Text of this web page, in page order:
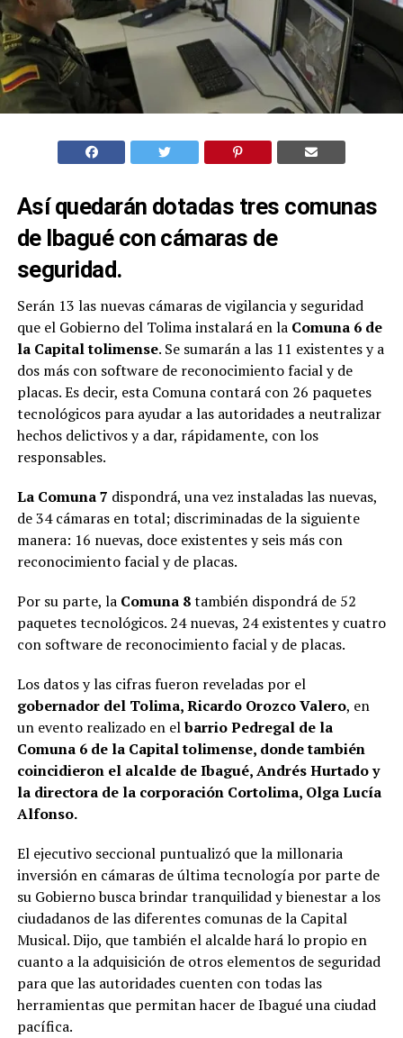
Así quedarán dotadas tres comunas
de Ibagué con cámaras de
seguridad.
Serán 13 las nuevas cámaras de vigilancia y seguridad
que el Gobierno del Tolima instalará en la Comuna 6 de
la Capital tolimense. Se sumarán a las 11 existentes y a
dos más con software de reconocimiento facial y de
placas. Es decir, esta Comuna contará con 26 paquetes
tecnológicos para ayudar a las autoridades a neutralizar
hechos delictivos y a dar, rápidamente, con los
responsables.
La Comuna 7 dispondrá, una vez instaladas las nuevas,
de 34 cámaras en total; discriminadas de la siguiente
manera: 16 nuevas, doce existentes y seis más con
reconocimiento facial y de placas.
Por su parte, la Comuna 8también dispondrá de 52
paquetes tecnológicos. 24 nuevas, 24 existentes y cuatro
con software de reconocimiento facial y de placas.
Los datos y las cifras fueron reveladas por el
gobernador del Tolima, Ricardo Orozco Valero, en
un evento realizado en elbarrio Pedregal de la
Comuna 6 de la Capital tolimense, donde también
coincidieron el alcalde de Ibagué, Andrés Hurtado y
la directora de la corporación Cortolima, Olga Lucía
Alfonso.
El ejecutivo seccional puntualizó que la millonaria
inversión en cámaras de última tecnología por parte de
su Gobierno busca brindar tranquilidad y bienestar a los
ciudadanos de las diferentes comunas de la Capital
Musical. Dijo, que también el alcalde hará lo propio en
cuanto a la adquisición de otros elementos de seguridad
para que las autoridades cuenten con todas las
herramientas que permitan hacer de Ibagué una ciudad
pacífica.